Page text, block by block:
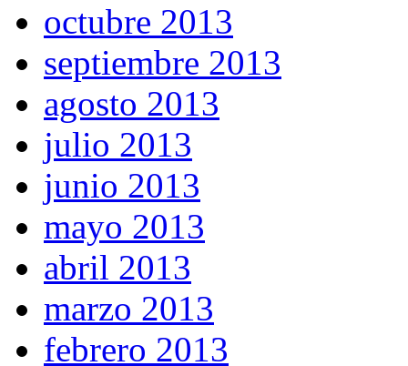
octubre 2013
septiembre 2013
agosto 2013
julio 2013
junio 2013
mayo 2013
abril 2013
marzo 2013
febrero 2013